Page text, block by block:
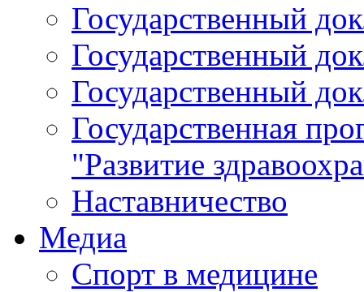
Государственный
Государственный
Государственный
Государственная
"Развитие
Наставничество
Медиа
Спорт в медицине